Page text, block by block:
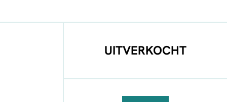
UITVERKOCHT